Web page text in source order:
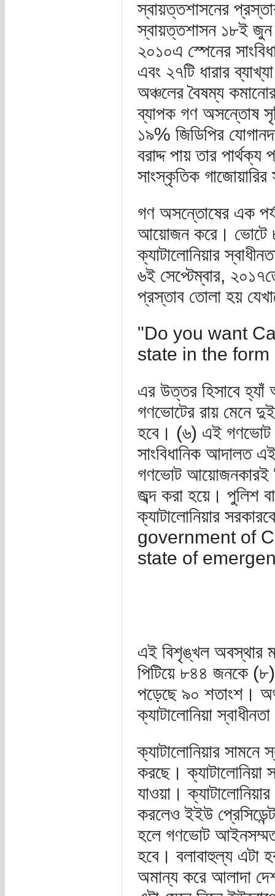
স্বায়ত্তশাসনের
স্বায়ত্তশাসন ১৮ই
২০১০এ স্পেনের
এবং ২৭টি ধারার
অঞ্চলের বৈষম্য
ব্যাপক গণ অসন্তোষ
১৯% জিডিপির
বরাদ্দ পায় তার
সাংস্কৃতিক গাজোয়ারির
গণ অসন্তোষের এক
আয়োজন করে। ভোটে
ক্যাটালোনিয়ার
৬ই সেপ্টেম্বার,
প্রস্তাব তোলা হয়
"Do you want
state in the
এর উত্তর হিসাবে
গণভোটের রায় মেনে
হবে। (৬) এই গণভোট
সাংবিধানিক আদালত
গণভোট আয়োজনকারই
জব্দ করা হয়ে। পুলিশ
ক্যাটালোনিয়ার
government of
state of
এই বিশৃঙ্খল অবস্থার
পিটিয়ে ৮৪৪ জনকে
পড়েছে ৯০ শতাংশ।
ক্যাটালোনিয়া
ক্যাটালোনিয়ার সামনে
করছে। ক্যাটালোনিয়া
যাওয়া।
করলেও ইইউ
হলে গণভোট আইনসম্মত
হবে। বলাবাহুল্য এটা
অমান্য করে আলাদা